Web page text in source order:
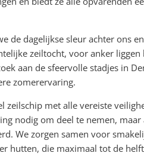
de dagelijkse sleur achter ons
zeiltocht, voor anker
aan de sfeervolle stadjes in
zomerervaring.
zeilschip met alle vereiste
nodig om deel te nemen,
We zorgen samen voor
hutten, die maximaal tot de